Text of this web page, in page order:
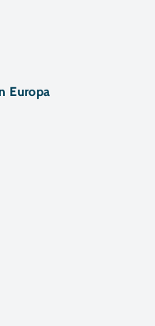
Europa